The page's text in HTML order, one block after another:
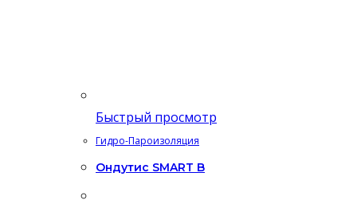
Быстрый просмотр
Гидро-Пароизоляция
Ондутис SMART B